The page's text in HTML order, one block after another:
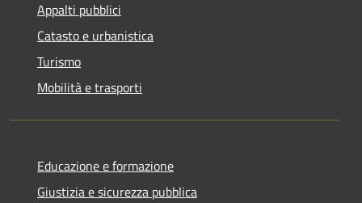
Appalti pubblici
Catasto e urbanistica
Turismo
Mobilità e trasporti
Educazione e formazione
Giustizia e sicurezza pubblica